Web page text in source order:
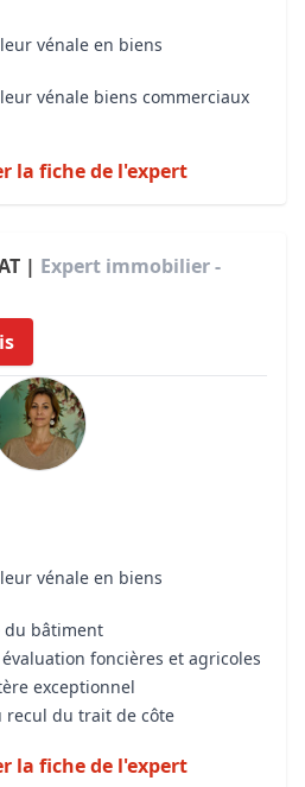
vénale en biens
vénale biens commerciaux
la fiche de l'expert
| Expert immobilier -
vénale en biens
du bâtiment
foncières et agricoles
exceptionnel
recul du trait de côte
la fiche de l'expert